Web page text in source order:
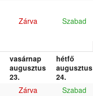
Zárva Szabad
vasárnap
augusztus
23.
hétfő
augusztus
24.
Zárva
Szabad